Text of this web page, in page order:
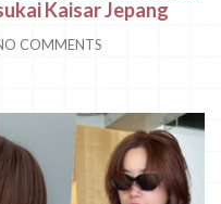
Kaisar Jepang
COMMENTS